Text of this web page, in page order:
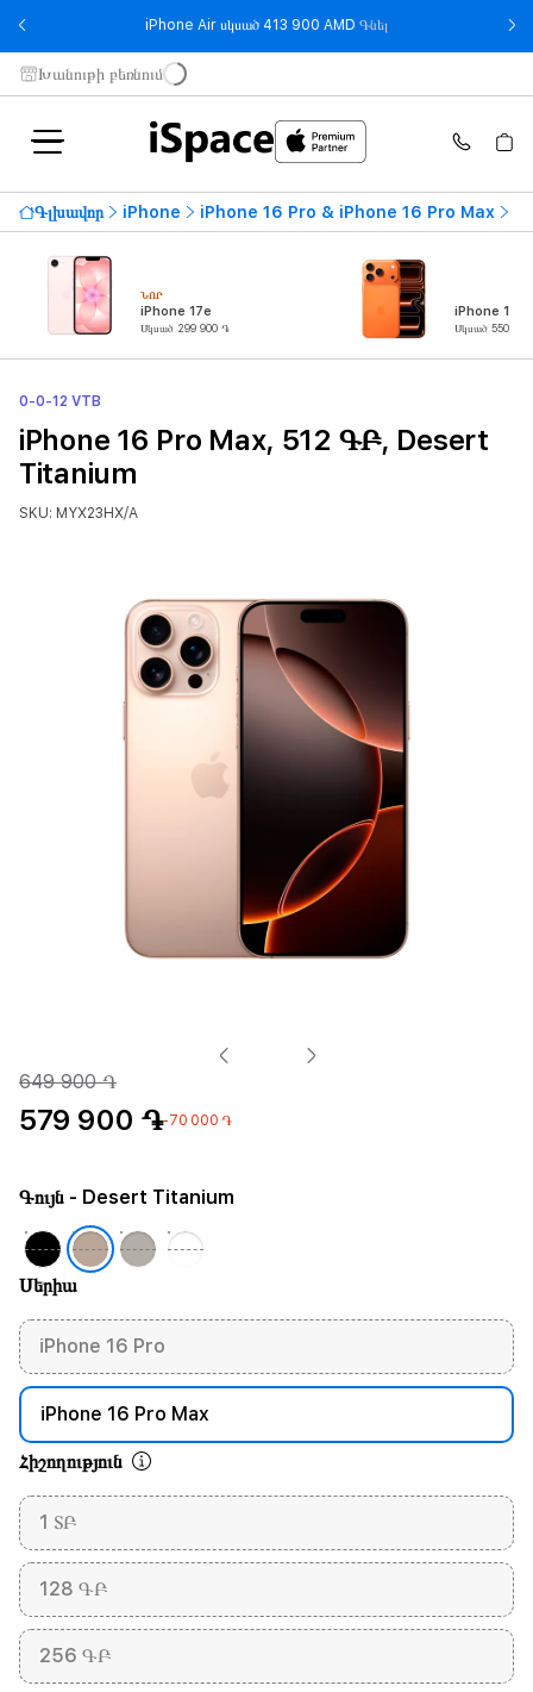
iPhone Air սկսած 413 900 AMD Գնել - iPhone Air սկսած
Խանութի բեռնում
Գլխավոր iPhone iPhone 16 Pro & iPhone 16 Pro Max
ՆՈՐ
iPhone 17e
Սկսած 299 900 ֏
iPhone 17
Սկսած 550
0-0-12 VTB
iPhone 16 Pro Max, 512 ԳԲ, Desert
Titanium
SKU: MYX23HX/A
649 900 ֏
579 900 ֏-70 000 ֏
Սերիա
iPhone 16 Pro
iPhone 16 Pro Max
Հիշողություն
1 ՏԲ
128 ԳԲ
256 ԳԲ
Գույն - Desert Titanium